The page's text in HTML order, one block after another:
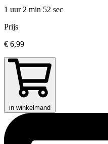
1 uur 2 min 52 sec
Prijs
€ 6,99
in winkelmand